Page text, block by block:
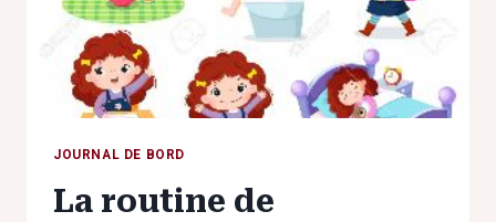
LUDIQUE
VIE.
JOURNAL DE BORD
La routine de